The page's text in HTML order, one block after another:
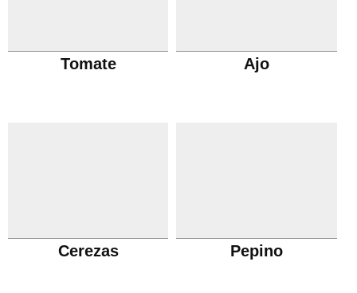
Tomate Ajo
Cerezas Pepino